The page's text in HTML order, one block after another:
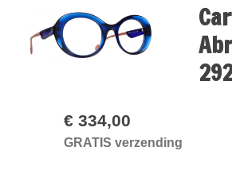
€ 334,00
GRATIS verzending